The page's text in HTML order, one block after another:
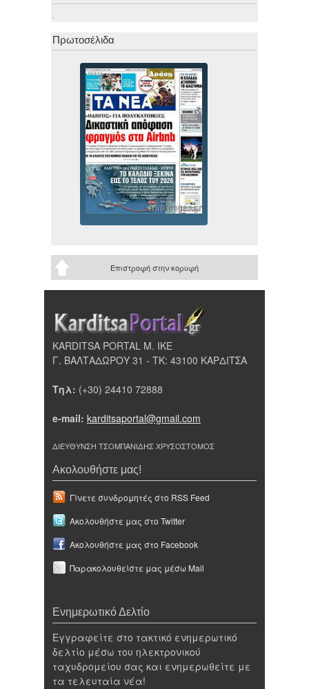
.
Πρωτοσέλιδα
Επιστροφή στην κορυφή
KARDITSA PORTAL Μ. ΙΚΕ
Γ. ΒΑΛΤΑΔΩΡΟΥ 31 - ΤΚ: 43100 ΚΑΡΔΙΤΣΑ
Τηλ: (+30) 24410 72888
e-mail: karditsaportal@gmail.com
ΔΙΕΥΘΥΝΣΗ ΤΣΟΜΠΑΝΙΔΗΣ ΧΡΥΣΟΣΤΟΜΟΣ
Ακολουθήστε μας!
Γίνετε συνδρομητές στο RSS Feed
Ακολουθήστε μας στο Twitter
Ακολουθήστε μας στο Facebook
Παρακολουθείστε μας μέσω Mail
Ενημερωτικό Δελτίο
Εγγραφείτε στο τακτικό ενημερωτικό
δελτίο μέσω του ηλεκτρονικού
ταχυδρομείου σας και ενημερωθείτε με
τα τελευταία νέα!